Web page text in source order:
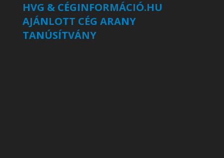
HVG & CÉGINFORMÁCIÓ.HU
AJÁNLOTT CÉG ARANY
TANÚSÍTVÁNY